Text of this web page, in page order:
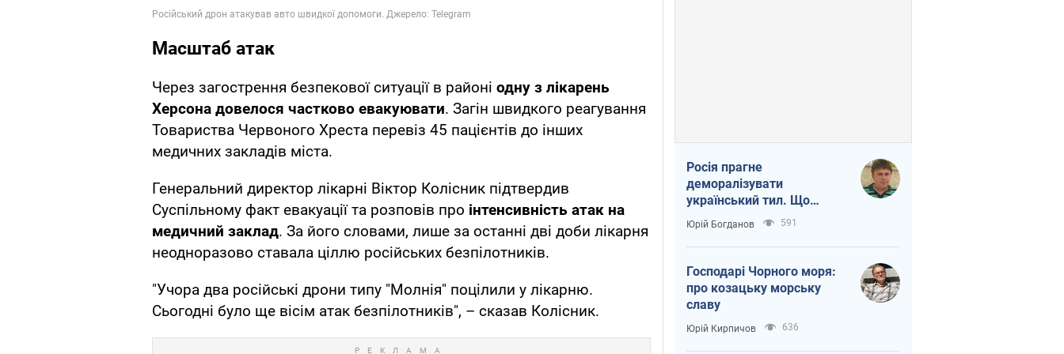
Масштаб атак
Через загострення безпекової ситуації в районі одну з лікарень
Херсона довелося частково евакуювати. Загін швидкого реагування
Товариства Червоного Хреста перевіз 45 пацієнтів до інших
медичних закладів міста.
Генеральний директор лікарні Віктор Колісник підтвердив
Суспільному факт евакуації та розповів про інтенсивність атак на
медичний заклад. За його словами, лише за останні дві доби лікарня
неодноразово ставала ціллю російських безпілотників.
"Учора два російські дрони типу "Молнія" поцілили у лікарню.
Сьогодні було ще вісім атак безпілотників", – сказав Колісник.
Росія прагне
деморалізувати
український тил. Що
варто собі нагадати
Юрій Богданов 591
Господарі Чорного моря:
про козацьку морську
славу
Юрій Кирпичов 636